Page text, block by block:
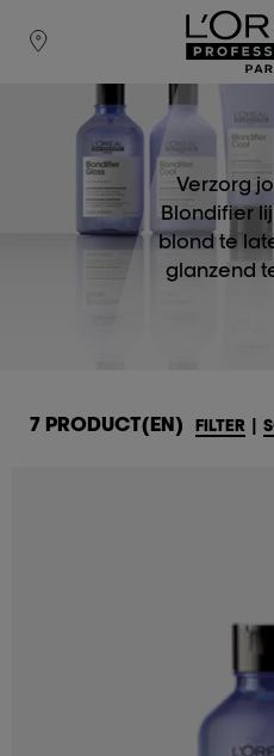
Verzorg
Blondifier
blond te
glanzend
7 PRODUCT(EN) FILTER